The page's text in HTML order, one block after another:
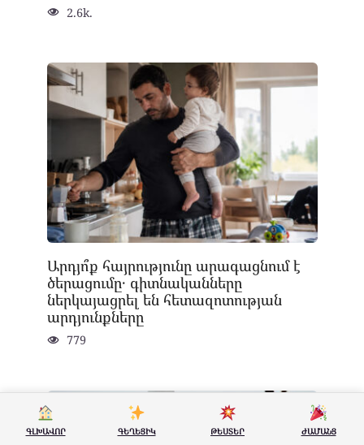
2.6k.
Արդյո՞ք հայրությունը արագացնում է
ծերացումը․ գիտնականները
ներկայացրել են հետազոտության
արդյունքները
779
ԳԼԽԱՎՈՐ ԳԵՂԵՑԻԿ ԹԵՍՏԵՐ ԺԱՄԱՆՑ